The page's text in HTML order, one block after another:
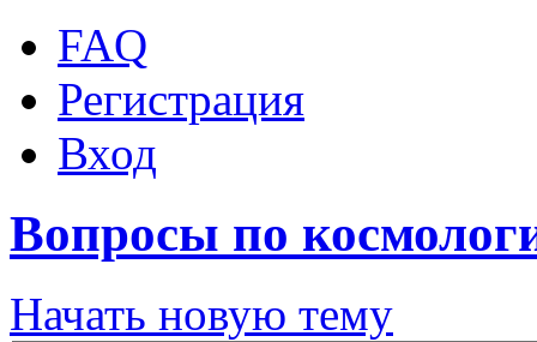
FAQ
Регистрация
Вход
Вопросы по
Начать новую тему